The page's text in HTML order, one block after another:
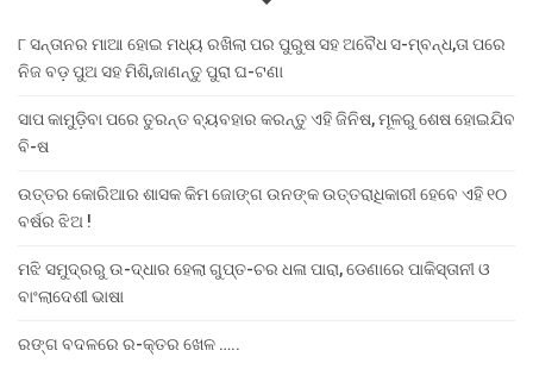
୮ ସନ୍ତାନର ମାଆ ହୋଇ ମଧ୍ୟ ରଖିଲା ପର ପୁରୁଷ ସହ ଅବୈଧ ସ-ମ୍ବନ୍ଧ,ତା ପରେ
ନିଜ ବଡ଼ ପୁଅ ସହ ମିଶି,ଜାଣନ୍ତୁ ପୁରା ଘ-ଟଣା
ସାପ କାମୁଡ଼ିବା ପରେ ତୁରନ୍ତ ବ୍ୟବହାର କରନ୍ତୁ ଏହି ଜିନିଷ, ମୂଳରୁ ଶେଷ ହୋଇଯିବ
ବି-ଷ
ଉତ୍ତର କୋରିଆର ଶାସକ କିମ ଜୋଙ୍ଗ ଉନଙ୍କ ଉତ୍ତରାଧିକାରୀ ହେବେ ଏହି ୧୦
ବର୍ଷର ଝିଅ !
ମଝି ସମୁଦ୍ରରୁ ଉ-ଦ୍ଧାର ହେଲା ଗୁପ୍ତ-ଚର ଧଳା ପାରା, ଡେଣାରେ ପାକିସ୍ତାନୀ ଓ
ବାଂଲାଦେଶୀ ଭାଷା
ରଙ୍ଗ ବଦଳରେ ର-କ୍ତର ଖେଳ …..